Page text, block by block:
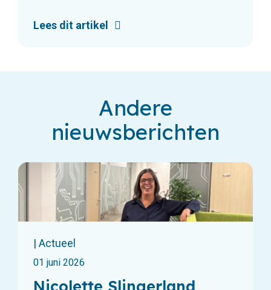
Lees dit artikel
Andere
nieuwsberichten
| Actueel
01 juni 2026